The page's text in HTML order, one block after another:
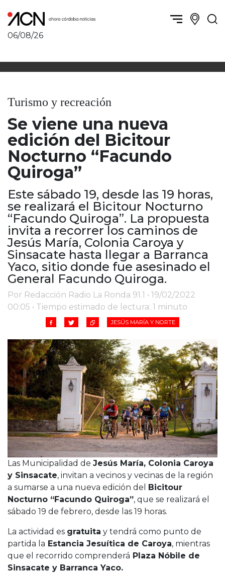
06/08/26
Política y Economía
Córdoba obrera
Córdoba, la Docta
Deportes
Córdoba diverse
Córdoba independiente
Humor
Córdoba, la ciudad
Villa María y zona
San Francisco y zona
Traslasierra
Punilla / Carlos Paz
Alta Gracia
Río Primero
Valle de Calamuchita
Jesús María y norte
Cruz del Eje
Corredor de Ansenuza
La Carlota y zona
Laboulaye y sur
Bell Ville
Río Tercero
Despeñaderos
Turismo y recreación
Se viene una nueva
edición del Bicitour
Nocturno “Facundo
Quiroga”
Este sábado 19, desde las 19 horas,
se realizará el Bicitour Nocturno
“Facundo Quiroga”. La propuesta
invita a recorrer los caminos de
Jesús María, Colonia Caroya y
Sinsacate hasta llegar a Barranca
Yaco, sitio donde fue asesinado el
General Facundo Quiroga.
Por Redacción Radio La Ronda 91.1 • 19/02/2022
00:05 • Tiempo estimado de lectura: 1 minuto
JESÚS MARÍA Y NORTE
Las Municipalidad de Jesús María, Colonia Caroya
y Sinsacate, invitan a vecinos y vecinas de la región
a sumarse a una nueva edición del Bicitour
Nocturno “Facundo Quiroga”, que se realizará el
sábado 19 de febrero, desde las 19 horas.
La actividad es gratuita y tendrá como punto de
partida la Estancia Jesuítica de Caroya, mientras
que el recorrido comprenderá Plaza Nóbile de
Sinsacate y Barranca Yaco.